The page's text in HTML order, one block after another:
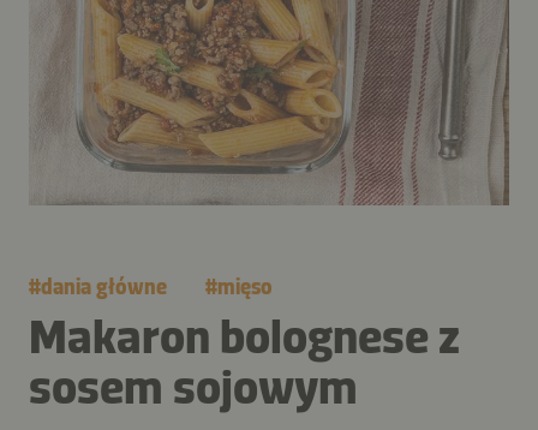
#dania główne #mięso
Makaron bolognese z
sosem sojowym